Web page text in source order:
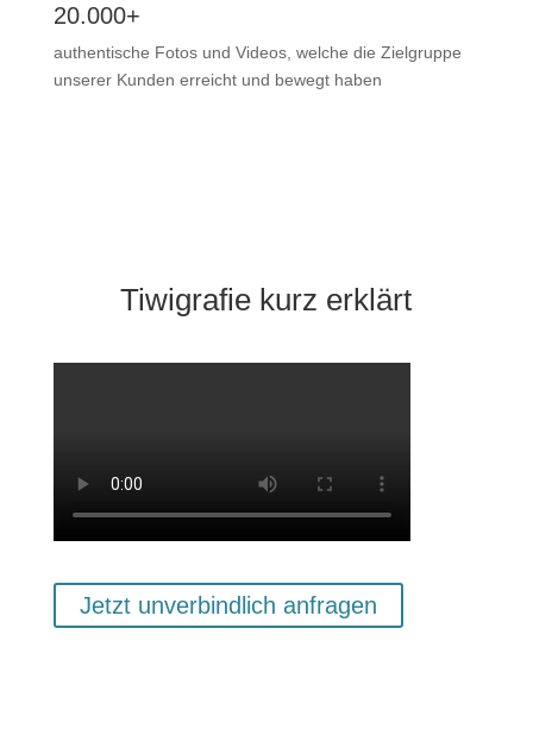
20.000+
authentische Fotos und Videos, welche die Zielgruppe
unserer Kunden erreicht und bewegt haben
Tiwigrafie kurz erklärt
Jetzt unverbindlich anfragen